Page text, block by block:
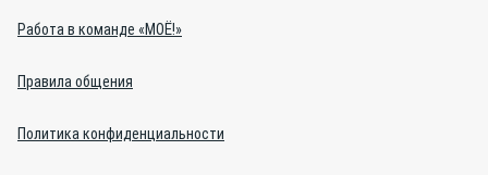
Работа в команде «МОЁ!»
Правила общения
Политика конфиденциальности